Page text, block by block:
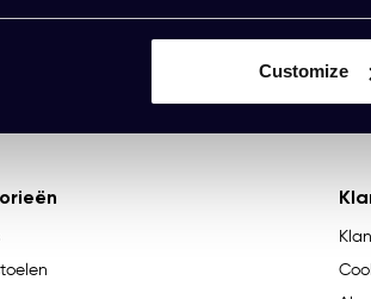
Customize